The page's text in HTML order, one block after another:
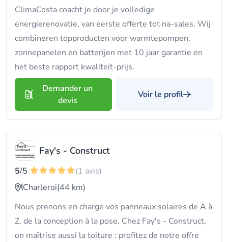
ClimaCosta coacht je door je volledige
energierenovatie, van eerste offerte tot na-sales. Wij
combineren topproducten voor warmtepompen,
zonnepanelen en batterijen met 10 jaar garantie en
het beste rapport kwaliteit-prijs.
Demander un
devis
Voir le profil
Fay's - Construct
5/5
(1 avis)
Charleroi(44 km)
Nous prenons en charge vos panneaux solaires de A à
Z, de la conception à la pose. Chez Fay's - Construct,
on maîtrise aussi la toiture : profitez de notre offre